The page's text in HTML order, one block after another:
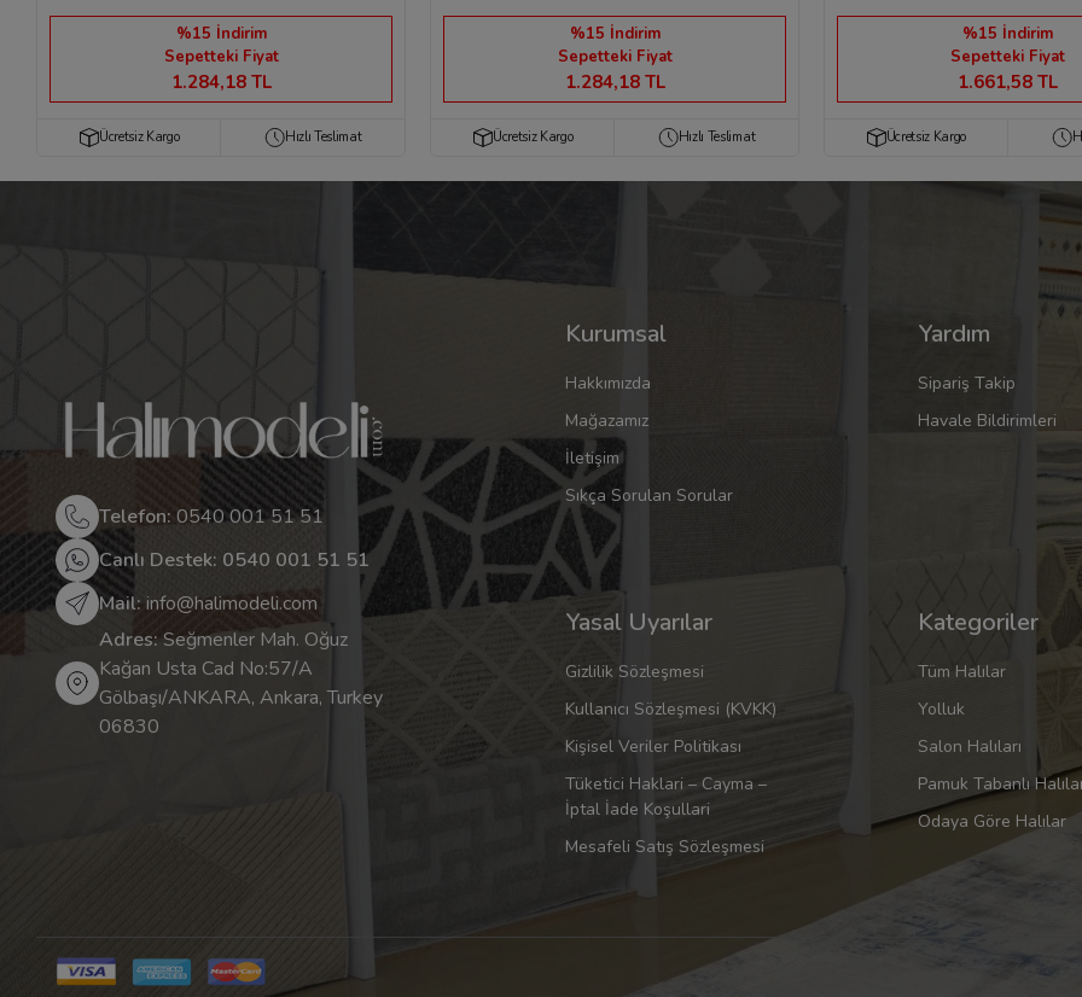
%15 İndirim
Sepetteki Fiyat
1.284,18 TL
Ücretsiz Kargo Hızlı Teslimat
%15 İndirim
Sepetteki Fiyat
1.284,18 TL
Ücretsiz Kargo Hızlı Teslimat
%15 İndirim
Sepetteki Fiyat
1.661,58 TL
Ücretsiz Kargo
Telefon: 0540 001 51 51
Canlı Destek: 0540 001 51 51
Mail:info@halimodeli.com
Adres:Seğmenler Mah. Oğuz
Kağan Usta Cad No:57/A
Gölbaşı/ANKARA, Ankara, Turkey
06830
Kurumsal
Hakkımızda
Mağazamız
İletişim
Sıkça Sorulan Sorular
Yardım
Sipariş Takip
Havale Bildirimleri
Yasal Uyarılar
Gizlilik Sözleşmesi
Kullanıcı Sözleşmesi (KVKK)
Kişisel Veriler Politikası
Tüketici Haklari – Cayma –
İptal İade Koşullari
Mesafeli Satış Sözleşmesi
Kategoriler
Tüm Halılar
Yolluk
Salon Halıları
Pamuk Tabanlı
Odaya Göre Halılar